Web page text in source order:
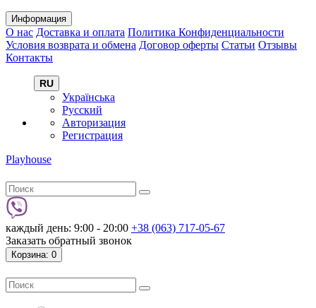
Информация
О нас Доставка и оплата Политика Конфиденциальности
Условия возврата и обмена Договор оферты Статьи Отзывы
Контакты
RU
Українська
Русский
Авторизация
Регистрация
Playhouse
каждый день: 9:00 - 20:00 +38 (063) 717-05-67
Заказать обратный звонок
Корзина: 0